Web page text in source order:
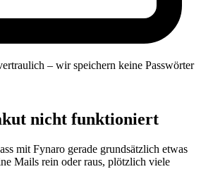
– wir speichern keine Passwörter
nicht funktioniert
mit Fynaro gerade grundsätzlich etwas
Mails rein oder raus, plötzlich viele